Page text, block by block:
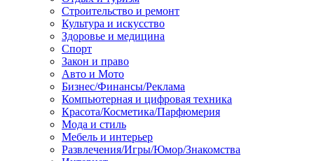
Строительство и ремонт
Культура и искусство
Здоровье и медицина
Спорт
Закон и право
Авто и Мото
Бизнес/Финансы/Реклама
Компьютерная и цифровая техника
Красота/Косметика/Парфюмерия
Мода и стиль
Мебель и интерьер
Развлечения/Игры/Юмор/Знакомства